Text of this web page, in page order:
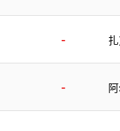
-
-